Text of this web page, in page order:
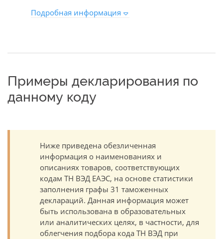
Подробная информация
Примеры декларирования по
данному коду
Ниже приведена обезличенная
информация о наименованиях и
описаниях товаров, соответствующих
кодам ТН ВЭД ЕАЭС, на основе статистики
заполнения графы 31 таможенных
деклараций. Данная информация может
быть использована в образовательных
или аналитических целях, в частности, для
облегчения подбора кода ТН ВЭД при